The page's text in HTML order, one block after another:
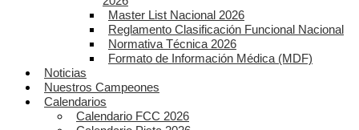
Master List Nacional 2026
Reglamento Clasificación Funcional Nacional
Normativa Técnica 2026
Formato de Información Médica (MDF)
Noticias
Nuestros Campeones
Calendarios
Calendario FCC 2026